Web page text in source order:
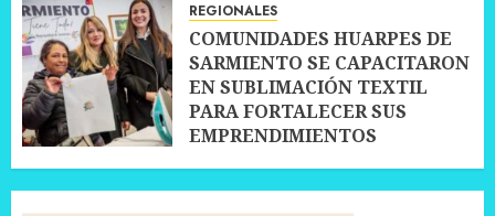
REGIONALES
COMUNIDADES HUARPES DE
SARMIENTO SE CAPACITARON
EN SUBLIMACIÓN TEXTIL
PARA FORTALECER SUS
EMPRENDIMIENTOS
10 JULIO, 2026 0